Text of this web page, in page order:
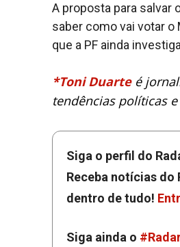
A proposta para salvar
saber como vai votar o
que a PF ainda
*Toni Duarteé
tendências políticas
Siga o perfil do
Receba notícias do
dentro de tudo!
Siga ainda o